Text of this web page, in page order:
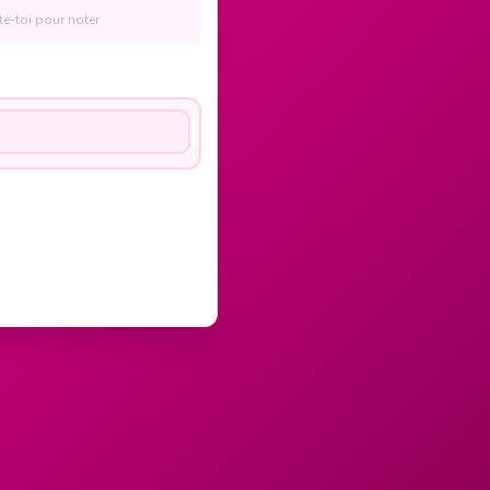
toi pour noter